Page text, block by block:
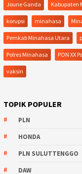
Joune Ganda Kabupaten
korupsi minahasa
Pemkab Minahasa Utara
Polres Minahasa PON XX
vaksin
TOPIK POPULER
PLN
HONDA
PLN SULUTTENGGO
DAW